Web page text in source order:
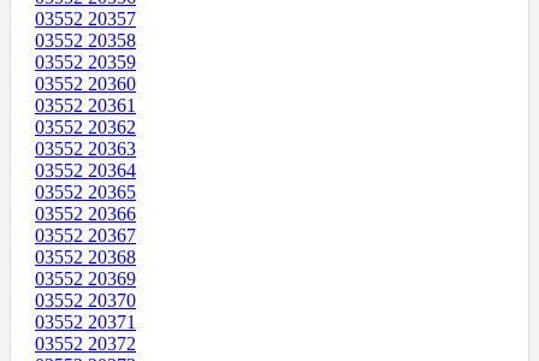
03552 20357
03552 20358
03552 20359
03552 20360
03552 20361
03552 20362
03552 20363
03552 20364
03552 20365
03552 20366
03552 20367
03552 20368
03552 20369
03552 20370
03552 20371
03552 20372